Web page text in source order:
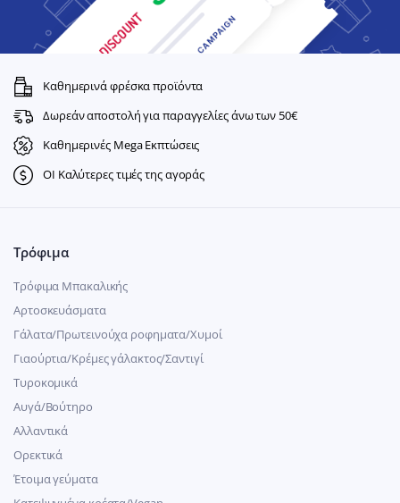
Καθημερινά φρέσκα προϊόντα
Δωρεάν αποστολή για παραγγελίες άνω των 50€
Καθημερινές Mega Εκπτώσεις
ΟΙ Καλύτερες τιμές της αγοράς
Τρόφιμα
Τρόφιμα Μπακαλικής
Αρτοσκευάσματα
Γάλατα/Πρωτεινούχα ροφηματα/Χυμοί
Γιαούρτια/Κρέμες γάλακτος/Σαντιγί
Τυροκομικά
Αυγά/Βούτηρο
Αλλαντικά
Ορεκτικά
Έτοιμα γεύματα